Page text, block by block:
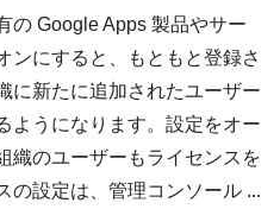
の Google Apps 製品やサー
ンにすると、もともと登録さ
に新たに追加されたユーザー
ようになります。設定をオー
織のユーザーもライセンスを
の設定は、管理コンソール ...